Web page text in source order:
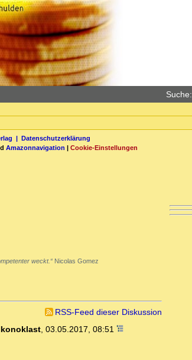
Suche:
| Datenschutzerklärung
Amazonnavigation | Cookie-Einstellungen
weckt.“ Nicolas Gomez
RSS-Feed dieser Diskussion
, 03.05.2017, 08:51